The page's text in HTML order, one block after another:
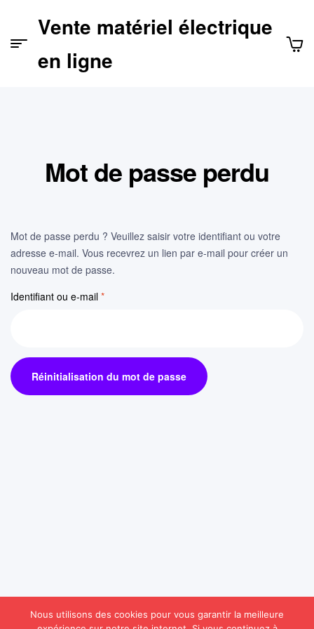
Vente matériel électrique
en ligne
Menu
Mot de passe perdu
Mot de passe perdu ? Veuillez saisir votre identifiant ou votre
adresse e-mail. Vous recevrez un lien par e-mail pour créer un
nouveau mot de passe.
Identifiant ou e-mail *Obligatoire
Réinitialisation du mot de passe
Nous utilisons des cookies pour vous garantir la meilleure